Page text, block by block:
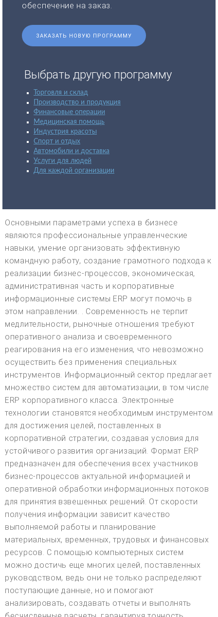
обеспечение на заказ.
ЗАКАЗАТЬ НОВУЮ ПРОГРАММУ
Выбрать другую программу
Торговля и склад
Производство и продукция
Финансовые операции
Медицинская помощь
Индустрия красоты
Спорт и отдых
Автомобили и доставка
Услуги для людей
Для каждой организации
Основными параметрами успеха в бизнесе
являются профессиональные управленческие
навыки, умение организовать эффективную
командную работу, создание грамотного подхода к
реализации бизнес-процессов, экономическая,
административная часть и корпоративные
информационные системы ERP могут помочь в
этом направлении. . Современность не терпит
медлительности, рыночные отношения требуют
оперативного анализа и своевременного
реагирования на его изменения, что невозможно
осуществить без применения специальных
инструментов. Информационный сектор предлагает
множество систем для автоматизации, в том числе
ERP корпоративного класса. Электронные
технологии становятся необходимым инструментом
для достижения целей, поставленных в
корпоративной стратегии, создавая условия для
устойчивого развития организаций. Формат ERP
предназначен для обеспечения всех участников
бизнес-процессов актуальной информацией и
оперативной обработки информационных потоков
для принятия взвешенных решений. От скорости
получения информации зависит качество
выполняемой работы и планирование
материальных, временных, трудовых и финансовых
ресурсов. С помощью компьютерных систем
можно достичь еще многих целей, поставленных
руководством, ведь они не только распределяют
поступающие данные, но и помогают
анализировать, создавать отчеты и выполнять